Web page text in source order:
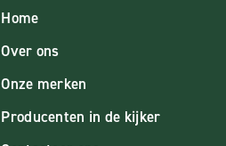
Home
Over ons
Onze merken
Producenten in de kijker